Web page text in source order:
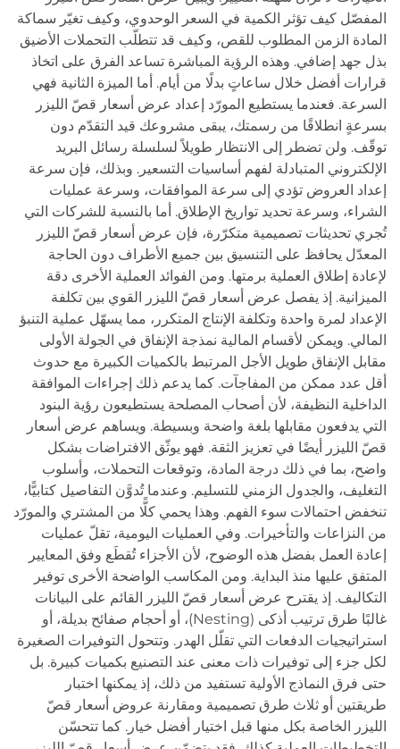
المفصّل كيف تؤثر الكمية في السعر الوحدوي، وكيف تغيّر سماكة
المادة الزمن المطلوب للقص، وكيف قد تتطلّب التحملات الأضيق
بذل جهد إضافي. وهذه الرؤية المباشرة تساعد الفرق على اتخاذ
قرارات أفضل خلال ساعاتٍ بدلًا من أيام. أما الميزة الثانية فهي
السرعة. فعندما يستطيع المورّد إعداد عرض أسعار قصّ الليزر
بسرعةٍ انطلاقًا من رسمتك، يبقى مشروعك قيد التقدّم دون
توقّف. ولن تضطر إلى الانتظار طويلاً لسلسلة رسائل البريد
الإلكتروني المتبادلة لفهم أساسيات التسعير. وبذلك، فإن سرعة
إعداد العروض تؤدي إلى سرعة الموافقات، وسرعة عمليات
الشراء، وسرعة تحديد تواريخ الإطلاق. أما بالنسبة للشركات التي
تُجري تحديثات تصميمية متكرّرة، فإن عرض أسعار قصّ الليزر
المعدّل يحافظ على التنسيق بين جميع الأطراف دون الحاجة
لإعادة إطلاق العملية برمتها. ومن الفوائد العملية الأخرى دقة
الميزانية. إذ يفصل عرض أسعار قصّ الليزر القوي بين تكلفة
الإعداد لمرة واحدة وتكلفة الإنتاج المتكرر، مما يسهّل عملية التنبؤ
المالي. ويمكن لأقسام المالية نمذجة الإنفاق في الجولة الأولى
مقابل الإنفاق طويل الأجل المرتبط بالكميات الكبيرة مع حدوث
أقل عدد ممكن من المفاجآت. كما يدعم ذلك إجراءات الموافقة
الداخلية النظيفة، لأن أصحاب المصلحة يستطيعون رؤية البنود
التي يدفعون مقابلها بلغة واضحة وبسيطة. ويساهم عرض أسعار
قصّ الليزر أيضًا في تعزيز الثقة. فهو يوثّق الافتراضات بشكل
واضح، بما في ذلك درجة المادة، وتوقعات التحملات، وأسلوب
التغليف، والجدول الزمني للتسليم. وعندما تُدوَّن التفاصيل كتابيًّا،
تنخفض احتمالات سوء الفهم. وهذا يحمي كلًّا من المشتري والمورّد
من النزاعات والتأخيرات. وفي العمليات اليومية، تقلّ عمليات
إعادة العمل بفضل هذه الوضوح، لأن الأجزاء تُقطَع وفق المعايير
المتفق عليها منذ البداية. ومن المكاسب الواضحة الأخرى توفير
التكاليف. إذ يقترح عرض أسعار قصّ الليزر القائم على البيانات
غالبًا طرق ترتيب أذكى (Nesting)، أو أحجام صفائح بديلة، أو
استراتيجيات الدفعات التي تقلّل الهدر. وتتحول التوفيرات الصغيرة
لكل جزء إلى توفيرات ذات معنى عند التصنيع بكميات كبيرة. بل
حتى فرق النماذج الأولية تستفيد من ذلك، إذ يمكنها اختبار
طريقتين أو ثلاث طرق تصميمية ومقارنة عروض أسعار قصّ
الليزر الخاصة بكل منها قبل اختيار أفضل خيار. كما تتحسّن